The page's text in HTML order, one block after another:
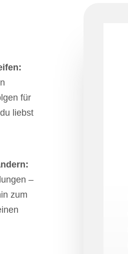
für
liebst
–
zum